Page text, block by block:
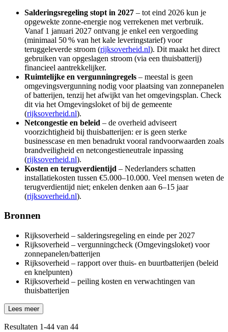
Salderingsregeling stopt in 2027 – tot eind 2026 kun je
opgewekte zonne-energie nog verrekenen met verbruik.
Vanaf 1 januari 2027 ontvang je enkel een vergoeding
(minimaal 50 % van het kale leveringstarief) voor
teruggeleverde stroom (rijksoverheid.nl). Dit maakt het direct
gebruiken van opgeslagen stroom (via een thuisbatterij)
financieel aantrekkelijker.
Ruimtelijke en vergunningregels – meestal is geen
omgevingsvergunning nodig voor plaatsing van zonnepanelen
of batterijen, tenzij het afwijkt van het omgevingsplan. Check
dit via het Omgevingsloket of bij de gemeente
(rijksoverheid.nl).
Netcongestie en beleid – de overheid adviseert
voorzichtigheid bij thuisbatterijen: er is geen sterke
businesscase en men benadrukt vooral randvoorwaarden zoals
brandveiligheid en netcongestieneutrale inpassing
(rijksoverheid.nl).
Kosten en terugverdientijd – Nederlanders schatten
installatiekosten tussen €5.000–10.000. Veel mensen weten de
terugverdientijd niet; enkelen denken aan 6–15 jaar
(rijksoverheid.nl).
Bronnen
Rijksoverheid – salderingsregeling en einde per 2027
Rijksoverheid – vergunningcheck (Omgevingsloket) voor
zonnepanelen/batterijen
Rijksoverheid – rapport over thuis- en buurtbatterijen (beleid
en knelpunten)
Rijksoverheid – peiling kosten en verwachtingen van
thuisbatterijen
Lees meer
Resultaten 1-44 van 44